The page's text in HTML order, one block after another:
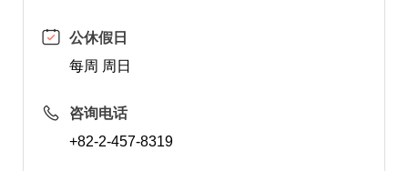
公休假日
每周 周日
咨询电话
+82-2-457-8319